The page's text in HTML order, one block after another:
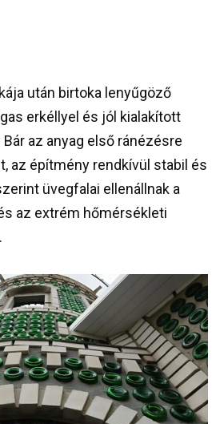
után birtoka lenyűgöző
erkéllyel és jól kialakított
az anyag első ránézésre
az építmény rendkívül stabil és
üvegfalai ellenállnak a
az extrém hőmérsékleti